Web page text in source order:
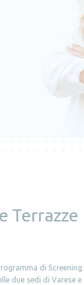
Terrazze
di
due sedi di Varese e